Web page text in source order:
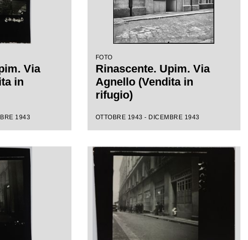
Via
in
1943
FOTO
Rinascente. Upim. Via
Agnello (Vendita in
rifugio)
OTTOBRE 1943 - DICEMBRE 1943